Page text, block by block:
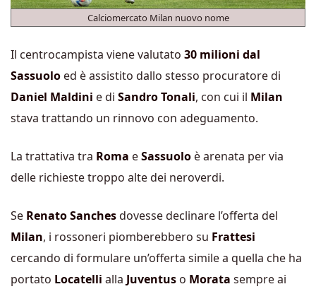
Calciomercato Milan nuovo nome
Il centrocampista viene valutato 30 milioni dal
Sassuolo ed è assistito dallo stesso procuratore di
Daniel Maldini e di Sandro Tonali, con cui il Milan
stava trattando un rinnovo con adeguamento.
La trattativa tra Roma eSassuolo è arenata per via
delle richieste troppo alte dei neroverdi.
Se Renato Sanchesdovesse declinare l’offerta del
Milan, i rossoneri piomberebbero su Frattesi
cercando di formulare un’offerta simile a quella che ha
portato Locatelli alla Juventus o Morata sempre ai